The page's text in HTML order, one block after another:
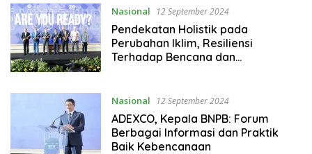
Nasional 12 September 2024
Pendekatan Holistik pada
Perubahan Iklim, Resiliensi
Terhadap Bencana dan
Nasional 12 September 2024
ADEXCO, Kepala BNPB: Forum
Berbagai Informasi dan Praktik
Baik Kebencanaan